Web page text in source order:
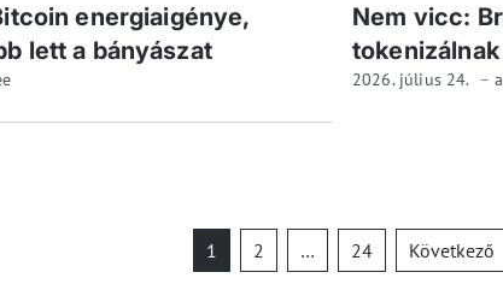
energiaigénye,
lett a bányászat
Nem vicc:
tokenizálnak
2026. július 24.
Bejegyzések
1 2 … 24 Következő